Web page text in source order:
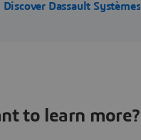
Discover Dassault Systèmes
to learn more?